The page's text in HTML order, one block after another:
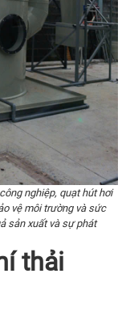
nghiệp, quạt hút hơi
vệ môi trường và sức
sản xuất và sự phát
thải